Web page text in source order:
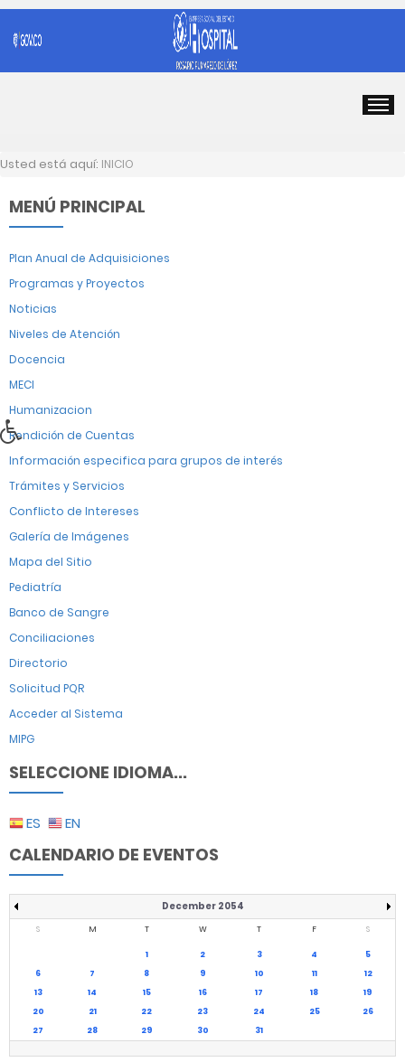
Usted está aquí: INICIO
MENÚ PRINCIPAL
Plan Anual de Adquisiciones
Programas y Proyectos
Noticias
Niveles de Atención
Docencia
MECI
Humanizacion
Rendición de Cuentas
Información especifica para grupos de interés
Trámites y Servicios
Conflicto de Intereses
Galería de Imágenes
Mapa del Sitio
Pediatría
Banco de Sangre
Conciliaciones
Directorio
Solicitud PQR
Acceder al Sistema
MIPG
SELECCIONE IDIOMA...
ES EN
CALENDARIO DE EVENTOS
December 2054
S M T W T F S
1 2 3 4
5
6
7 8 9 10 11
12
13
14 15 16 17 18
19
20
21 22 23 24 25
26
27
28 29 30 31